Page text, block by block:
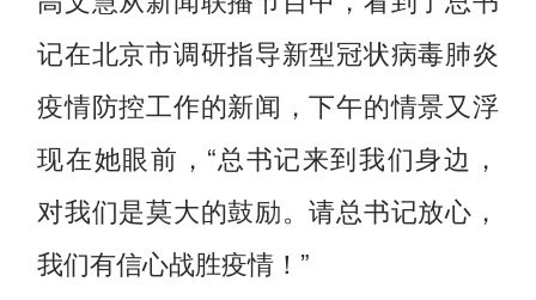
记在北京市调研指导新型冠状病毒肺炎
疫情防控工作的新闻，下午的情景又浮
现在她眼前，“总书记来到我们身边，
对我们是莫大的鼓励。请总书记放心，
我们有信心战胜疫情！”